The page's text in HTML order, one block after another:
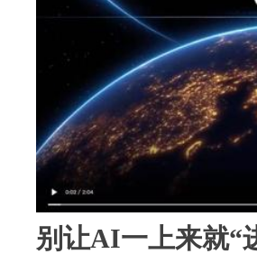
别让AI一上来就“